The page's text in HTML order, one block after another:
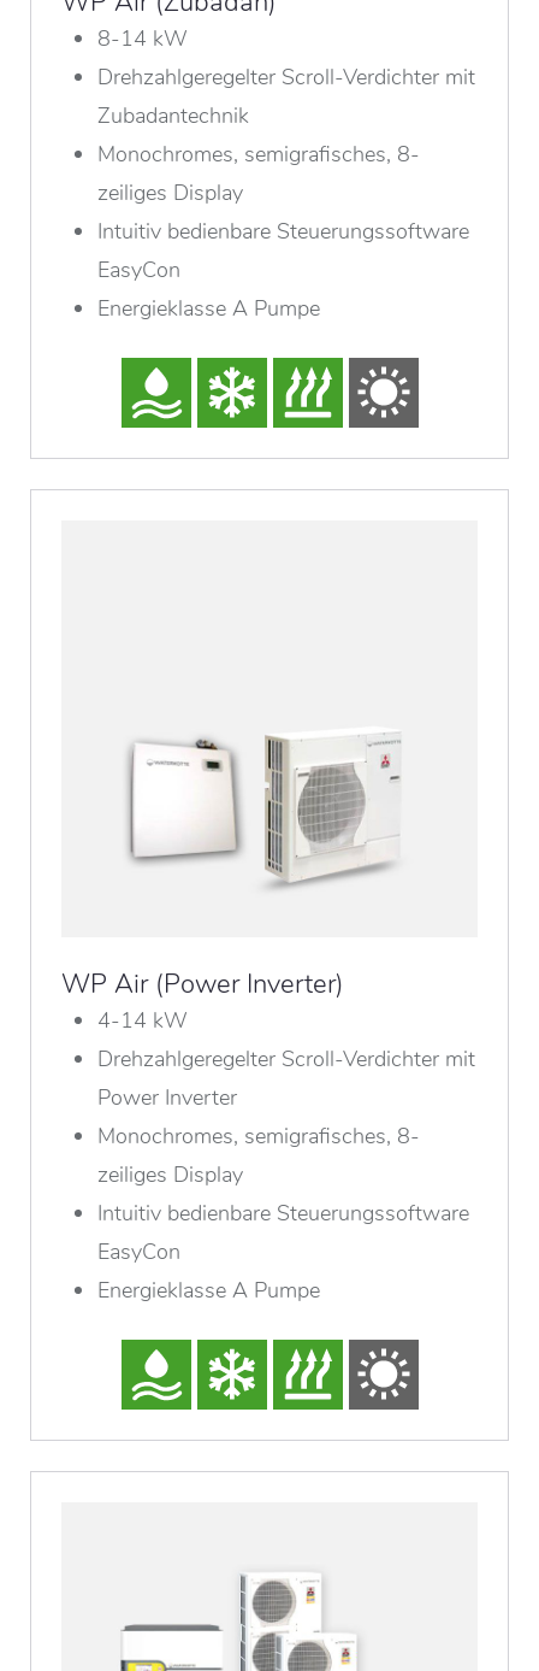
8-14 kW
Drehzahlgeregelter Scroll-Verdichter mit
Zubadantechnik
Monochromes, semigrafisches, 8-
zeiliges Display
Intuitiv bedienbare Steuerungssoftware
EasyCon
Energieklasse A Pumpe
WP Air (Power Inverter)
4-14 kW
Drehzahlgeregelter Scroll-Verdichter mit
Power Inverter
Monochromes, semigrafisches, 8-
zeiliges Display
Intuitiv bedienbare Steuerungssoftware
EasyCon
Energieklasse A Pumpe